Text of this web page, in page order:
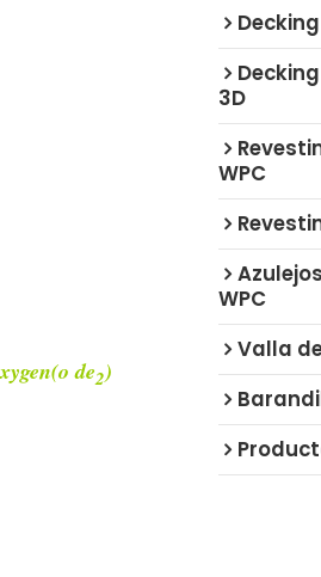
de2)
3D
WPC
WPC
Valla